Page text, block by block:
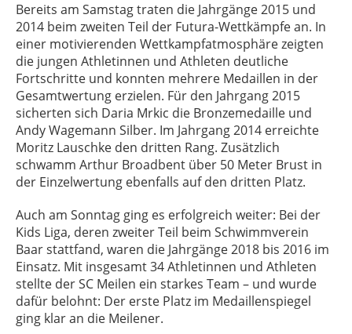
Bereits am Samstag traten die Jahrgänge 2015 und
2014 beim zweiten Teil der Futura-Wettkämpfe an. In
einer motivierenden Wettkampfatmosphäre zeigten
die jungen Athletinnen und Athleten deutliche
Fortschritte und konnten mehrere Medaillen in der
Gesamtwertung erzielen. Für den Jahrgang 2015
sicherten sich Daria Mrkic die Bronzemedaille und
Andy Wagemann Silber. Im Jahrgang 2014 erreichte
Moritz Lauschke den dritten Rang. Zusätzlich
schwamm Arthur Broadbent über 50 Meter Brust in
der Einzelwertung ebenfalls auf den dritten Platz.
Auch am Sonntag ging es erfolgreich weiter: Bei der
Kids Liga, deren zweiter Teil beim Schwimmverein
Baar stattfand, waren die Jahrgänge 2018 bis 2016 im
Einsatz. Mit insgesamt 34 Athletinnen und Athleten
stellte der SC Meilen ein starkes Team – und wurde
dafür belohnt: Der erste Platz im Medaillenspiegel
ging klar an die Meilener.